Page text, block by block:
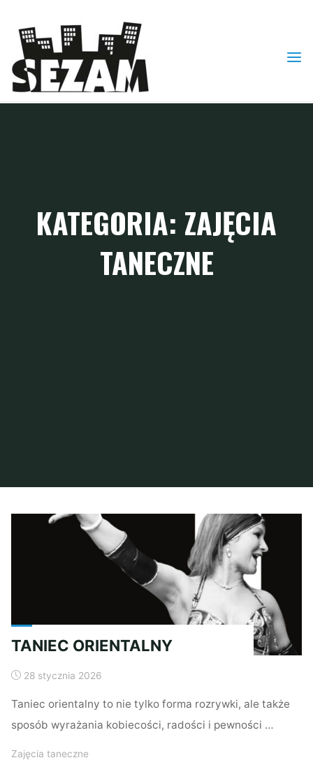
content
KATEGORIA: ZAJĘCIA
TANECZNE
TANIEC ORIENTALNY
28 stycznia 2026
Taniec orientalny to nie tylko forma rozrywki, ale także
sposób wyrażania kobiecości, radości i pewności …
Zajęcia taneczne